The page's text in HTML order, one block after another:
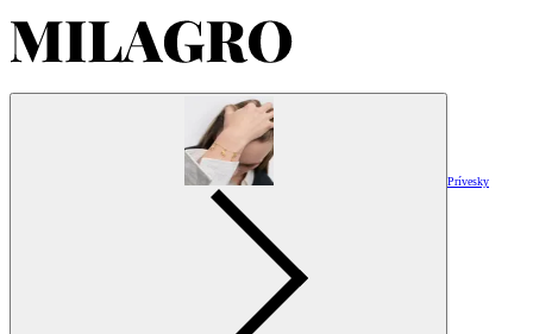
Prívesky